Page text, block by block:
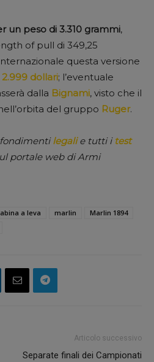
un peso di 3.310 grammi,
of pull di 349,25
questa versione
2.999 dollari; l’eventuale
dalla Bignami, visto che il
del gruppo Ruger.
legalie tutti i test
portale web di Armi
a leva marlin
Marlin 1894
Articolo successivo
Separate finali dei Campionati